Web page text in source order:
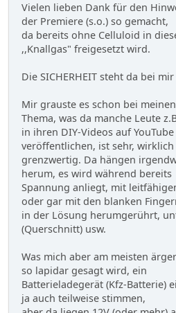
Vielen lieben Dank für den
der Premiere (s.o.) so gemacht,
da bereits ohne Celluloid in
,,Knallgas" freigesetzt wird.
Die SICHERHEIT steht da bei
Mir grauste es schon bei
Thema, was da manche Leute
in ihren DIY-Videos auf
veröffentlichen, ist sehr,
grenzwertig. Da hängen
herum, es wird während bereits
Spannung anliegt, mit
oder gar mit den blanken
in der Lösung herumgerührt,
(Querschnitt) usw.
Was mich aber am meisten
so lapidar gesagt wird, ein
Batterieladegerät (Kfz-Batterie)
ja auch teilweise stimmen,